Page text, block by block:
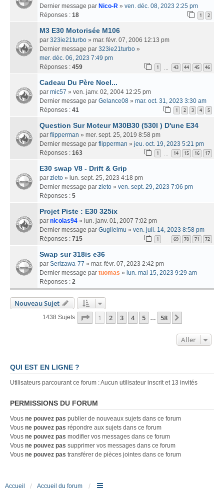
Dernier message par Nico-R » ven. déc. 08, 2023 2:25 pm
Réponses : 18 1 2
M3 E30 Motorisée M106
par 323ie21turbo » mar. févr. 07, 2006 12:13 pm
Dernier message par 323ie21turbo »
mer. déc. 06, 2023 7:49 pm
Réponses : 459 1 43 44 45 46
Cadeau Du Père Noel...
par mic57 » ven. janv. 02, 2004 12:25 pm
Dernier message par Gelance08 » mar. oct. 31, 2023 3:30 am
Réponses : 41 1 2 3 4 5
Question Sur Moteur M30B30 (530I ) D'une E34
par flipperman » mer. sept. 25, 2019 8:58 pm
Dernier message par flipperman » jeu. oct. 19, 2023 5:21 pm
Réponses : 163 1 14 15 16 17
E30 swap V8 - Drift & Grip
par zleto » lun. sept. 25, 2023 4:18 pm
Dernier message par zleto » ven. sept. 29, 2023 7:06 pm
Réponses : 5
Projet Piste : E30 325ix
par nicolas94 » lun. janv. 01, 2007 7:02 pm
Dernier message par Guglielmu » ven. juil. 14, 2023 8:58 pm
Réponses : 715 1 69 70 71 72
Swap sur 318is e36
par Serizawa-77 » mar. févr. 07, 2023 2:42 pm
Dernier message par tuomas » lun. mai 15, 2023 9:29 am
Réponses : 2
Nouveau Sujet
1438 Sujets Page 1Sur58
1 2 3 4 5 … 58
Aller
QUI EST EN LIGNE ?
Utilisateurs parcourant ce forum : Aucun utilisateur inscrit et 13 invités
PERMISSIONS DU FORUM
Vous ne pouvez pas publier de nouveaux sujets dans ce forum
Vous ne pouvez pas répondre aux sujets dans ce forum
Vous ne pouvez pas modifier vos messages dans ce forum
Vous ne pouvez pas supprimer vos messages dans ce forum
Vous ne pouvez pas transférer de pièces jointes dans ce forum
Accueil Accueil du forum